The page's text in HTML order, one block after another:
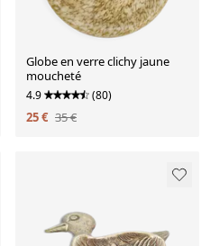
Globe en verre clichy jaune
moucheté
4.9 (80)
25 € 35 €